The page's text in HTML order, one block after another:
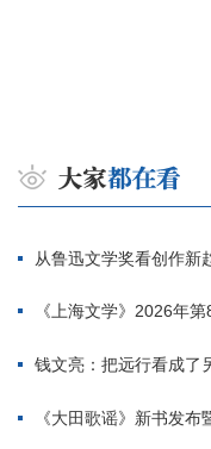
从鲁迅文学奖看创作新
《上海文学》2026年
钱文亮：把远行看成了
《大田歌谣》新书发